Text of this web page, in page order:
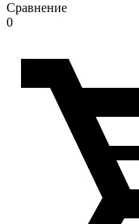
Сравнение
0